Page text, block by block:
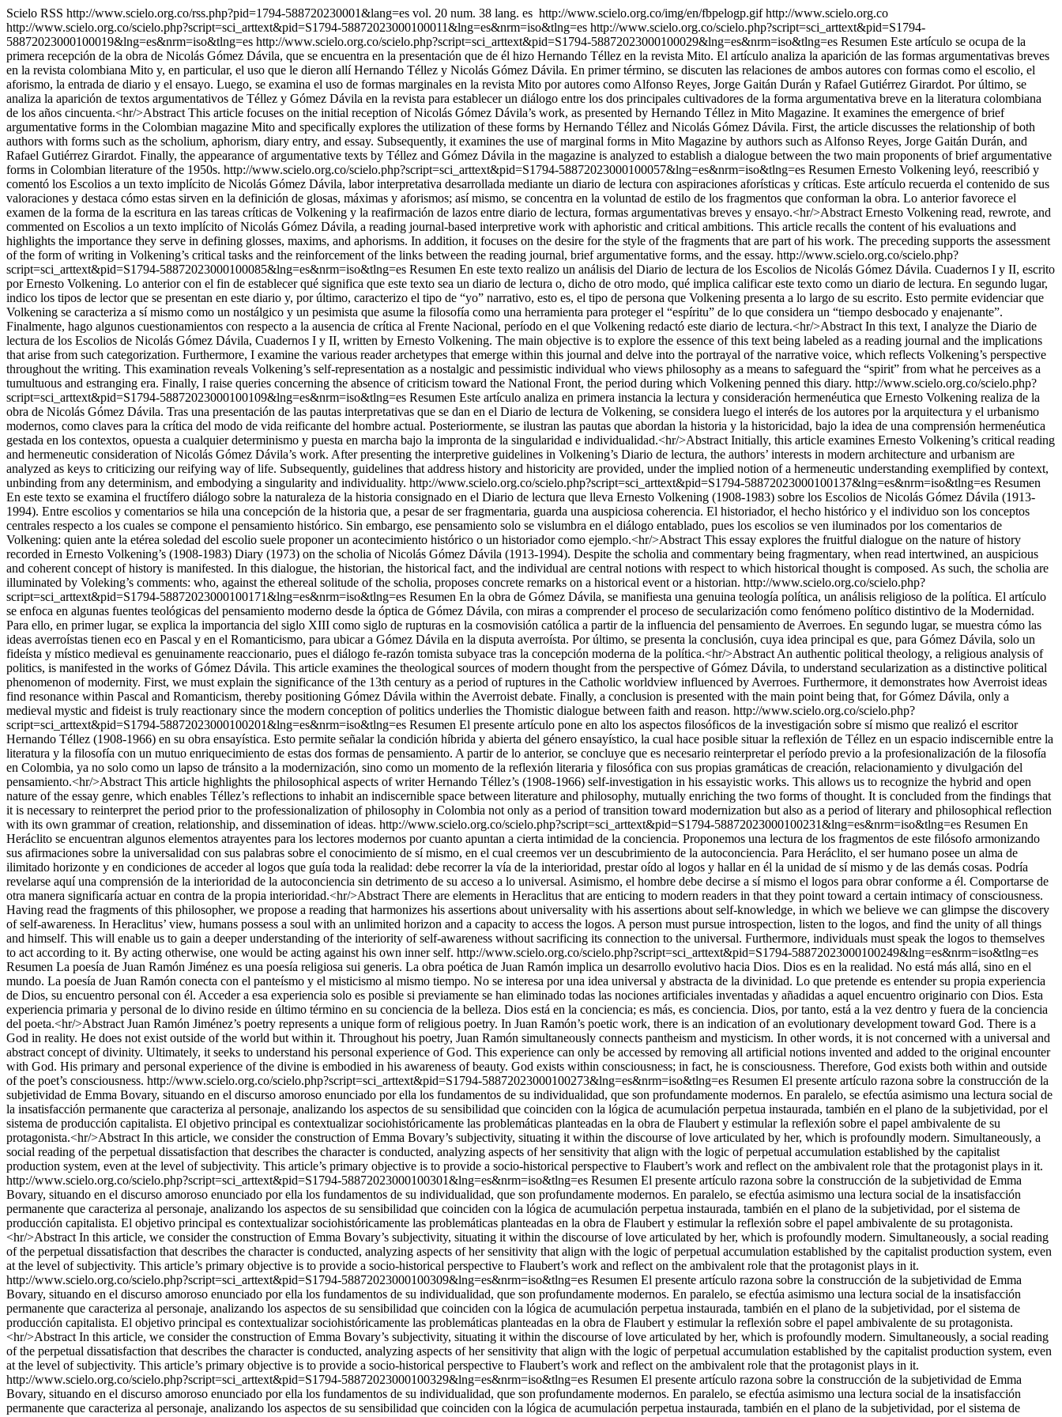
Scielo RSS http://www.scielo.org.co/rss.php?pid=1794-588720230001&lang=es vol. 20 num. 38 lang. es http://www.scielo.org.co/img/en/fbpelogp.gif http://www.scielo.org.co
http://www.scielo.org.co/scielo.php?script=sci_arttext&pid=S1794-58872023000100011&lng=es&nrm=iso&tlng=es http://www.scielo.org.co/scielo.php?script=sci_arttext&pid=S1794-
58872023000100019&lng=es&nrm=iso&tlng=es http://www.scielo.org.co/scielo.php?script=sci_arttext&pid=S1794-58872023000100029&lng=es&nrm=iso&tlng=es Resumen Este artículo se ocupa de la
primera recepción de la obra de Nicolás Gómez Dávila, que se encuentra en la presentación que de él hizo Hernando Téllez en la revista Mito. El artículo analiza la aparición de las formas argumentativas breves
en la revista colombiana Mito y, en particular, el uso que le dieron allí Hernando Téllez y Nicolás Gómez Dávila. En primer término, se discuten las relaciones de ambos autores con formas como el escolio, el
aforismo, la entrada de diario y el ensayo. Luego, se examina el uso de formas marginales en la revista Mito por autores como Alfonso Reyes, Jorge Gaitán Durán y Rafael Gutiérrez Girardot. Por último, se
analiza la aparición de textos argumentativos de Téllez y Gómez Dávila en la revista para establecer un diálogo entre los dos principales cultivadores de la forma argumentativa breve en la literatura colombiana
de los años cincuenta.<hr/>Abstract This article focuses on the initial reception of Nicolás Gómez Dávila’s work, as presented by Hernando Téllez in Mito Magazine. It examines the emergence of brief
argumentative forms in the Colombian magazine Mito and specifically explores the utilization of these forms by Hernando Téllez and Nicolás Gómez Dávila. First, the article discusses the relationship of both
authors with forms such as the scholium, aphorism, diary entry, and essay. Subsequently, it examines the use of marginal forms in Mito Magazine by authors such as Alfonso Reyes, Jorge Gaitán Durán, and
Rafael Gutiérrez Girardot. Finally, the appearance of argumentative texts by Téllez and Gómez Dávila in the magazine is analyzed to establish a dialogue between the two main proponents of brief argumentative
forms in Colombian literature of the 1950s. http://www.scielo.org.co/scielo.php?script=sci_arttext&pid=S1794-58872023000100057&lng=es&nrm=iso&tlng=es Resumen Ernesto Volkening leyó, reescribió y
comentó los Escolios a un texto implícito de Nicolás Gómez Dávila, labor interpretativa desarrollada mediante un diario de lectura con aspiraciones aforísticas y críticas. Este artículo recuerda el contenido de sus
valoraciones y destaca cómo estas sirven en la definición de glosas, máximas y aforismos; así mismo, se concentra en la voluntad de estilo de los fragmentos que conforman la obra. Lo anterior favorece el
examen de la forma de la escritura en las tareas críticas de Volkening y la reafirmación de lazos entre diario de lectura, formas argumentativas breves y ensayo.<hr/>Abstract Ernesto Volkening read, rewrote, and
commented on Escolios a un texto implícito of Nicolás Gómez Dávila, a reading journal-based interpretive work with aphoristic and critical ambitions. This article recalls the content of his evaluations and
highlights the importance they serve in defining glosses, maxims, and aphorisms. In addition, it focuses on the desire for the style of the fragments that are part of his work. The preceding supports the assessment
of the form of writing in Volkening’s critical tasks and the reinforcement of the links between the reading journal, brief argumentative forms, and the essay. http://www.scielo.org.co/scielo.php?
script=sci_arttext&pid=S1794-58872023000100085&lng=es&nrm=iso&tlng=es Resumen En este texto realizo un análisis del Diario de lectura de los Escolios de Nicolás Gómez Dávila. Cuadernos I y II, escrito
por Ernesto Volkening. Lo anterior con el fin de establecer qué significa que este texto sea un diario de lectura o, dicho de otro modo, qué implica calificar este texto como un diario de lectura. En segundo lugar,
indico los tipos de lector que se presentan en este diario y, por último, caracterizo el tipo de “yo” narrativo, esto es, el tipo de persona que Volkening presenta a lo largo de su escrito. Esto permite evidenciar que
Volkening se caracteriza a sí mismo como un nostálgico y un pesimista que asume la filosofía como una herramienta para proteger el “espíritu” de lo que considera un “tiempo desbocado y enajenante”.
Finalmente, hago algunos cuestionamientos con respecto a la ausencia de crítica al Frente Nacional, período en el que Volkening redactó este diario de lectura.<hr/>Abstract In this text, I analyze the Diario de
lectura de los Escolios de Nicolás Gómez Dávila, Cuadernos I y II, written by Ernesto Volkening. The main objective is to explore the essence of this text being labeled as a reading journal and the implications
that arise from such categorization. Furthermore, I examine the various reader archetypes that emerge within this journal and delve into the portrayal of the narrative voice, which reflects Volkening’s perspective
throughout the writing. This examination reveals Volkening’s self-representation as a nostalgic and pessimistic individual who views philosophy as a means to safeguard the “spirit” from what he perceives as a
tumultuous and estranging era. Finally, I raise queries concerning the absence of criticism toward the National Front, the period during which Volkening penned this diary. http://www.scielo.org.co/scielo.php?
script=sci_arttext&pid=S1794-58872023000100109&lng=es&nrm=iso&tlng=es Resumen Este artículo analiza en primera instancia la lectura y consideración hermenéutica que Ernesto Volkening realiza de la
obra de Nicolás Gómez Dávila. Tras una presentación de las pautas interpretativas que se dan en el Diario de lectura de Volkening, se considera luego el interés de los autores por la arquitectura y el urbanismo
modernos, como claves para la crítica del modo de vida reificante del hombre actual. Posteriormente, se ilustran las pautas que abordan la historia y la historicidad, bajo la idea de una comprensión hermenéutica
gestada en los contextos, opuesta a cualquier determinismo y puesta en marcha bajo la impronta de la singularidad e individualidad.<hr/>Abstract Initially, this article examines Ernesto Volkening’s critical reading
and hermeneutic consideration of Nicolás Gómez Dávila’s work. After presenting the interpretive guidelines in Volkening’s Diario de lectura, the authors’ interests in modern architecture and urbanism are
analyzed as keys to criticizing our reifying way of life. Subsequently, guidelines that address history and historicity are provided, under the implied notion of a hermeneutic understanding exemplified by context,
unbinding from any determinism, and embodying a singularity and individuality. http://www.scielo.org.co/scielo.php?script=sci_arttext&pid=S1794-58872023000100137&lng=es&nrm=iso&tlng=es Resumen
En este texto se examina el fructífero diálogo sobre la naturaleza de la historia consignado en el Diario de lectura que lleva Ernesto Volkening (1908-1983) sobre los Escolios de Nicolás Gómez Dávila (1913-
1994). Entre escolios y comentarios se hila una concepción de la historia que, a pesar de ser fragmentaria, guarda una auspiciosa coherencia. El historiador, el hecho histórico y el individuo son los conceptos
centrales respecto a los cuales se compone el pensamiento histórico. Sin embargo, ese pensamiento solo se vislumbra en el diálogo entablado, pues los escolios se ven iluminados por los comentarios de
Volkening: quien ante la etérea soledad del escolio suele proponer un acontecimiento histórico o un historiador como ejemplo.<hr/>Abstract This essay explores the fruitful dialogue on the nature of history
recorded in Ernesto Volkening’s (1908-1983) Diary (1973) on the scholia of Nicolás Gómez Dávila (1913-1994). Despite the scholia and commentary being fragmentary, when read intertwined, an auspicious
and coherent concept of history is manifested. In this dialogue, the historian, the historical fact, and the individual are central notions with respect to which historical thought is composed. As such, the scholia are
illuminated by Voleking’s comments: who, against the ethereal solitude of the scholia, proposes concrete remarks on a historical event or a historian. http://www.scielo.org.co/scielo.php?
script=sci_arttext&pid=S1794-58872023000100171&lng=es&nrm=iso&tlng=es Resumen En la obra de Gómez Dávila, se manifiesta una genuina teología política, un análisis religioso de la política. El artículo
se enfoca en algunas fuentes teológicas del pensamiento moderno desde la óptica de Gómez Dávila, con miras a comprender el proceso de secularización como fenómeno político distintivo de la Modernidad.
Para ello, en primer lugar, se explica la importancia del siglo XIII como siglo de rupturas en la cosmovisión católica a partir de la influencia del pensamiento de Averroes. En segundo lugar, se muestra cómo las
ideas averroístas tienen eco en Pascal y en el Romanticismo, para ubicar a Gómez Dávila en la disputa averroísta. Por último, se presenta la conclusión, cuya idea principal es que, para Gómez Dávila, solo un
fideísta y místico medieval es genuinamente reaccionario, pues el diálogo fe-razón tomista subyace tras la concepción moderna de la política.<hr/>Abstract An authentic political theology, a religious analysis of
politics, is manifested in the works of Gómez Dávila. This article examines the theological sources of modern thought from the perspective of Gómez Dávila, to understand secularization as a distinctive political
phenomenon of modernity. First, we must explain the significance of the 13th century as a period of ruptures in the Catholic worldview influenced by Averroes. Furthermore, it demonstrates how Averroist ideas
find resonance within Pascal and Romanticism, thereby positioning Gómez Dávila within the Averroist debate. Finally, a conclusion is presented with the main point being that, for Gómez Dávila, only a
medieval mystic and fideist is truly reactionary since the modern conception of politics underlies the Thomistic dialogue between faith and reason. http://www.scielo.org.co/scielo.php?
script=sci_arttext&pid=S1794-58872023000100201&lng=es&nrm=iso&tlng=es Resumen El presente artículo pone en alto los aspectos filosóficos de la investigación sobre sí mismo que realizó el escritor
Hernando Téllez (1908-1966) en su obra ensayística. Esto permite señalar la condición híbrida y abierta del género ensayístico, la cual hace posible situar la reflexión de Téllez en un espacio indiscernible entre la
literatura y la filosofía con un mutuo enriquecimiento de estas dos formas de pensamiento. A partir de lo anterior, se concluye que es necesario reinterpretar el período previo a la profesionalización de la filosofía
en Colombia, ya no solo como un lapso de tránsito a la modernización, sino como un momento de la reflexión literaria y filosófica con sus propias gramáticas de creación, relacionamiento y divulgación del
pensamiento.<hr/>Abstract This article highlights the philosophical aspects of writer Hernando Téllez’s (1908-1966) self-investigation in his essayistic works. This allows us to recognize the hybrid and open
nature of the essay genre, which enables Téllez’s reflections to inhabit an indiscernible space between literature and philosophy, mutually enriching the two forms of thought. It is concluded from the findings that
it is necessary to reinterpret the period prior to the professionalization of philosophy in Colombia not only as a period of transition toward modernization but also as a period of literary and philosophical reflection
with its own grammar of creation, relationship, and dissemination of ideas. http://www.scielo.org.co/scielo.php?script=sci_arttext&pid=S1794-58872023000100231&lng=es&nrm=iso&tlng=es Resumen En
Heráclito se encuentran algunos elementos atrayentes para los lectores modernos por cuanto apuntan a cierta intimidad de la conciencia. Proponemos una lectura de los fragmentos de este filósofo armonizando
sus afirmaciones sobre la universalidad con sus palabras sobre el conocimiento de sí mismo, en el cual creemos ver un descubrimiento de la autoconciencia. Para Heráclito, el ser humano posee un alma de
ilimitado horizonte y en condiciones de acceder al logos que guía toda la realidad: debe recorrer la vía de la interioridad, prestar oído al logos y hallar en él la unidad de sí mismo y de las demás cosas. Podría
revelarse aquí una comprensión de la interioridad de la autoconciencia sin detrimento de su acceso a lo universal. Asimismo, el hombre debe decirse a sí mismo el logos para obrar conforme a él. Comportarse de
otra manera significaría actuar en contra de la propia interioridad.<hr/>Abstract There are elements in Heraclitus that are enticing to modern readers in that they point toward a certain intimacy of consciousness.
Having read the fragments of this philosopher, we propose a reading that harmonizes his assertions about universality with his assertions about self-knowledge, in which we believe we can glimpse the discovery
of self-awareness. In Heraclitus’ view, humans possess a soul with an unlimited horizon and a capacity to access the logos. A person must pursue introspection, listen to the logos, and find the unity of all things
and himself. This will enable us to gain a deeper understanding of the interiority of self-awareness without sacrificing its connection to the universal. Furthermore, individuals must speak the logos to themselves
to act according to it. By acting otherwise, one would be acting against his own inner self. http://www.scielo.org.co/scielo.php?script=sci_arttext&pid=S1794-58872023000100249&lng=es&nrm=iso&tlng=es
Resumen La poesía de Juan Ramón Jiménez es una poesía religiosa sui generis. La obra poética de Juan Ramón implica un desarrollo evolutivo hacia Dios. Dios es en la realidad. No está más allá, sino en el
mundo. La poesía de Juan Ramón conecta con el panteísmo y el misticismo al mismo tiempo. No se interesa por una idea universal y abstracta de la divinidad. Lo que pretende es entender su propia experiencia
de Dios, su encuentro personal con él. Acceder a esa experiencia solo es posible si previamente se han eliminado todas las nociones artificiales inventadas y añadidas a aquel encuentro originario con Dios. Esta
experiencia primaria y personal de lo divino reside en último término en su conciencia de la belleza. Dios está en la conciencia; es más, es conciencia. Dios, por tanto, está a la vez dentro y fuera de la conciencia
del poeta.<hr/>Abstract Juan Ramón Jiménez’s poetry represents a unique form of religious poetry. In Juan Ramón’s poetic work, there is an indication of an evolutionary development toward God. There is a
God in reality. He does not exist outside of the world but within it. Throughout his poetry, Juan Ramón simultaneously connects pantheism and mysticism. In other words, it is not concerned with a universal and
abstract concept of divinity. Ultimately, it seeks to understand his personal experience of God. This experience can only be accessed by removing all artificial notions invented and added to the original encounter
with God. His primary and personal experience of the divine is embodied in his awareness of beauty. God exists within consciousness; in fact, he is consciousness. Therefore, God exists both within and outside
of the poet’s consciousness. http://www.scielo.org.co/scielo.php?script=sci_arttext&pid=S1794-58872023000100273&lng=es&nrm=iso&tlng=es Resumen El presente artículo razona sobre la construcción de la
subjetividad de Emma Bovary, situando en el discurso amoroso enunciado por ella los fundamentos de su individualidad, que son profundamente modernos. En paralelo, se efectúa asimismo una lectura social de
la insatisfacción permanente que caracteriza al personaje, analizando los aspectos de su sensibilidad que coinciden con la lógica de acumulación perpetua instaurada, también en el plano de la subjetividad, por el
sistema de producción capitalista. El objetivo principal es contextualizar sociohistóricamente las problemáticas planteadas en la obra de Flaubert y estimular la reflexión sobre el papel ambivalente de su
protagonista.<hr/>Abstract In this article, we consider the construction of Emma Bovary’s subjectivity, situating it within the discourse of love articulated by her, which is profoundly modern. Simultaneously, a
social reading of the perpetual dissatisfaction that describes the character is conducted, analyzing aspects of her sensitivity that align with the logic of perpetual accumulation established by the capitalist
production system, even at the level of subjectivity. This article’s primary objective is to provide a socio-historical perspective to Flaubert’s work and reflect on the ambivalent role that the protagonist plays in it.
http://www.scielo.org.co/scielo.php?script=sci_arttext&pid=S1794-58872023000100301&lng=es&nrm=iso&tlng=es Resumen El presente artículo razona sobre la construcción de la subjetividad de Emma
Bovary, situando en el discurso amoroso enunciado por ella los fundamentos de su individualidad, que son profundamente modernos. En paralelo, se efectúa asimismo una lectura social de la insatisfacción
permanente que caracteriza al personaje, analizando los aspectos de su sensibilidad que coinciden con la lógica de acumulación perpetua instaurada, también en el plano de la subjetividad, por el sistema de
producción capitalista. El objetivo principal es contextualizar sociohistóricamente las problemáticas planteadas en la obra de Flaubert y estimular la reflexión sobre el papel ambivalente de su protagonista.
<hr/>Abstract In this article, we consider the construction of Emma Bovary’s subjectivity, situating it within the discourse of love articulated by her, which is profoundly modern. Simultaneously, a social reading
of the perpetual dissatisfaction that describes the character is conducted, analyzing aspects of her sensitivity that align with the logic of perpetual accumulation established by the capitalist production system, even
at the level of subjectivity. This article’s primary objective is to provide a socio-historical perspective to Flaubert’s work and reflect on the ambivalent role that the protagonist plays in it.
http://www.scielo.org.co/scielo.php?script=sci_arttext&pid=S1794-58872023000100309&lng=es&nrm=iso&tlng=es Resumen El presente artículo razona sobre la construcción de la subjetividad de Emma
Bovary, situando en el discurso amoroso enunciado por ella los fundamentos de su individualidad, que son profundamente modernos. En paralelo, se efectúa asimismo una lectura social de la insatisfacción
permanente que caracteriza al personaje, analizando los aspectos de su sensibilidad que coinciden con la lógica de acumulación perpetua instaurada, también en el plano de la subjetividad, por el sistema de
producción capitalista. El objetivo principal es contextualizar sociohistóricamente las problemáticas planteadas en la obra de Flaubert y estimular la reflexión sobre el papel ambivalente de su protagonista.
<hr/>Abstract In this article, we consider the construction of Emma Bovary’s subjectivity, situating it within the discourse of love articulated by her, which is profoundly modern. Simultaneously, a social reading
of the perpetual dissatisfaction that describes the character is conducted, analyzing aspects of her sensitivity that align with the logic of perpetual accumulation established by the capitalist production system, even
at the level of subjectivity. This article’s primary objective is to provide a socio-historical perspective to Flaubert’s work and reflect on the ambivalent role that the protagonist plays in it.
http://www.scielo.org.co/scielo.php?script=sci_arttext&pid=S1794-58872023000100329&lng=es&nrm=iso&tlng=es Resumen El presente artículo razona sobre la construcción de la subjetividad de Emma
Bovary, situando en el discurso amoroso enunciado por ella los fundamentos de su individualidad, que son profundamente modernos. En paralelo, se efectúa asimismo una lectura social de la insatisfacción
permanente que caracteriza al personaje, analizando los aspectos de su sensibilidad que coinciden con la lógica de acumulación perpetua instaurada, también en el plano de la subjetividad, por el sistema de